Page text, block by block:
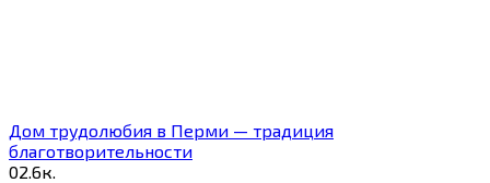
Дом трудолюбия в Перми — традиция
благотворительности
02.6к.